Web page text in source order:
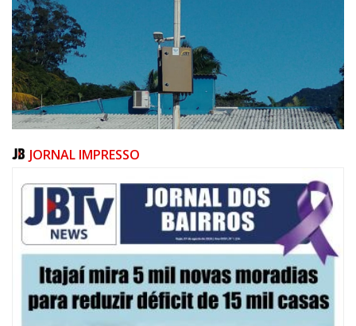
07/08/2026 | 10:15
Defesa Civil de Itajaí e Univali ampliam monitoramento das marés com
novo marégrafo
NAVEGANTES
JORNAL IMPRESSO